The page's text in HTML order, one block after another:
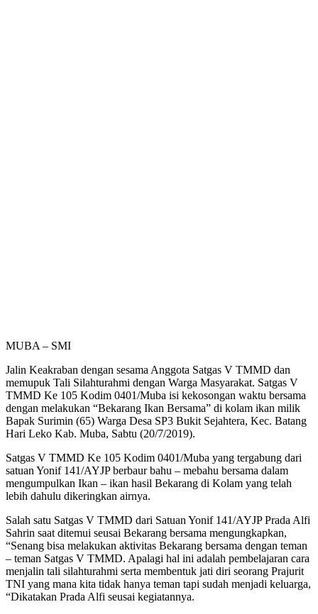
MUBA – SMI
Jalin Keakraban dengan sesama Anggota Satgas V TMMD dan
memupuk Tali Silahturahmi dengan Warga Masyarakat. Satgas V
TMMD Ke 105 Kodim 0401/Muba isi kekosongan waktu bersama
dengan melakukan “Bekarang Ikan Bersama” di kolam ikan milik
Bapak Surimin (65) Warga Desa SP3 Bukit Sejahtera, Kec. Batang
Hari Leko Kab. Muba, Sabtu (20/7/2019).
Satgas V TMMD Ke 105 Kodim 0401/Muba yang tergabung dari
satuan Yonif 141/AYJP berbaur bahu – mebahu bersama dalam
mengumpulkan Ikan – ikan hasil Bekarang di Kolam yang telah
lebih dahulu dikeringkan airnya.
Salah satu Satgas V TMMD dari Satuan Yonif 141/AYJP Prada Alfi
Sahrin saat ditemui seusai Bekarang bersama mengungkapkan,
“Senang bisa melakukan aktivitas Bekarang bersama dengan teman
– teman Satgas V TMMD. Apalagi hal ini adalah pembelajaran cara
menjalin tali silahturahmi serta membentuk jati diri seorang Prajurit
TNI yang mana kita tidak hanya teman tapi sudah menjadi keluarga,
“Dikatakan Prada Alfi seusai kegiatannya.